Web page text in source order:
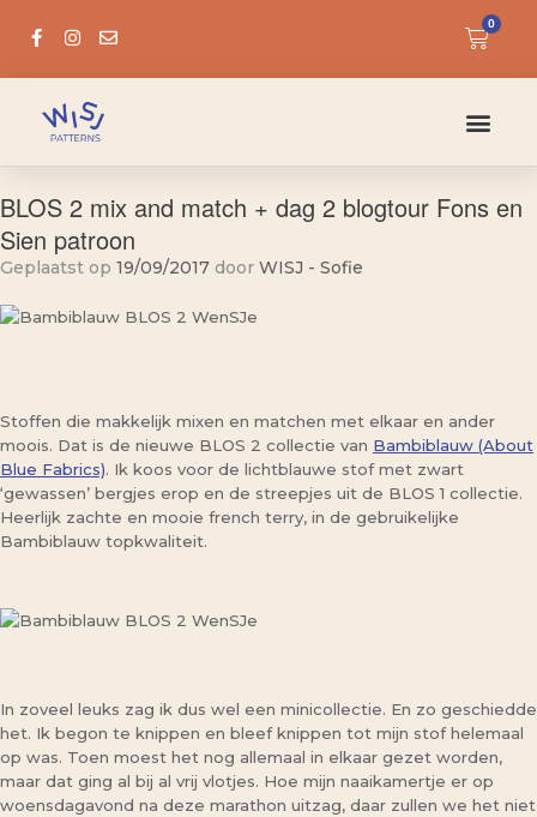
0
BLOS 2 mix and match + dag 2 blogtour Fons en
Sien patroon
Geplaatst op 19/09/2017 door WISJ - Sofie
Stoffen die makkelijk mixen en matchen met elkaar en ander
moois. Dat is de nieuwe BLOS 2 collectie van Bambiblauw (About
Blue Fabrics). Ik koos voor de lichtblauwe stof met zwart
‘gewassen’ bergjes erop en de streepjes uit de BLOS 1 collectie.
Heerlijk zachte en mooie french terry, in de gebruikelijke
Bambiblauw topkwaliteit.
In zoveel leuks zag ik dus wel een minicollectie. En zo geschiedde
het. Ik begon te knippen en bleef knippen tot mijn stof helemaal
op was. Toen moest het nog allemaal in elkaar gezet worden,
maar dat ging al bij al vrij vlotjes. Hoe mijn naaikamertje er op
woensdagavond na deze marathon uitzag, daar zullen we het niet